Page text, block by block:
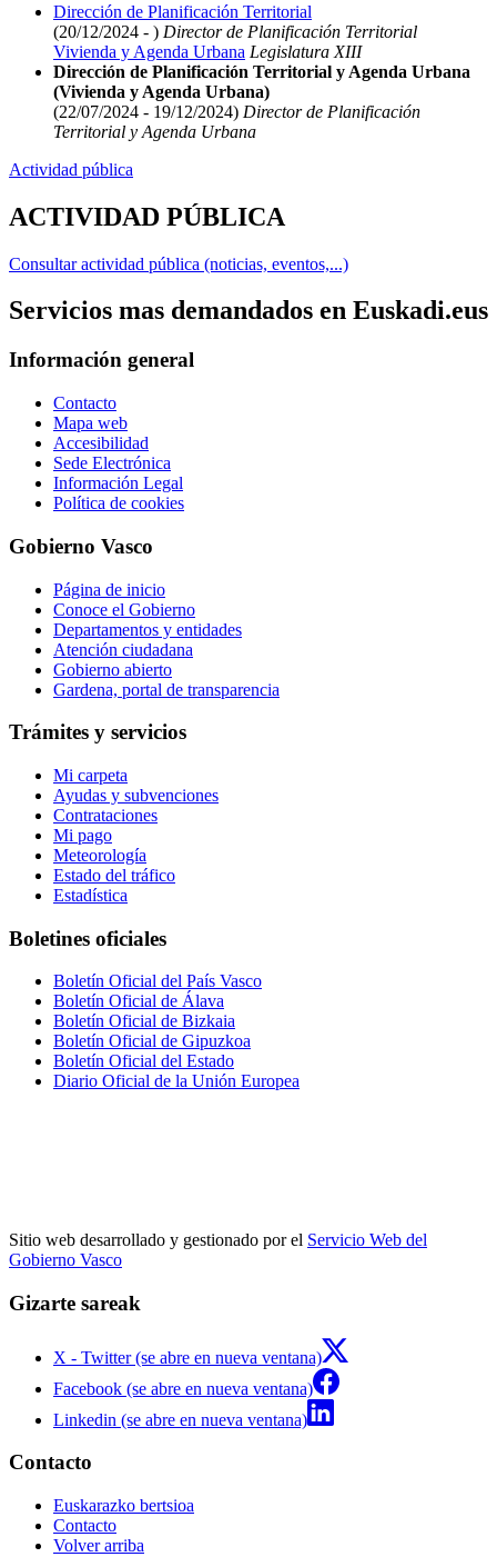
Dirección de Planificación Territorial
(20/12/2024 - ) Director de Planificación Territorial
Vivienda y Agenda Urbana Legislatura XIII
Dirección de Planificación Territorial y Agenda Urbana
(Vivienda y Agenda Urbana)
(22/07/2024 - 19/12/2024) Director de Planificación
Territorial y Agenda Urbana
Actividad pública
ACTIVIDAD PÚBLICA
Consultar actividad pública (noticias, eventos,...)
Servicios mas demandados en Euskadi.eus
Información general
Contacto
Mapa web
Accesibilidad
Sede Electrónica
Información Legal
Política de cookies
Gobierno Vasco
Página de inicio
Conoce el Gobierno
Departamentos y entidades
Atención ciudadana
Gobierno abierto
Gardena, portal de transparencia
Trámites y servicios
Mi carpeta
Ayudas y subvenciones
Contrataciones
Mi pago
Meteorología
Estado del tráfico
Estadística
Boletines oficiales
Boletín Oficial del País Vasco
Boletín Oficial de Álava
Boletín Oficial de Bizkaia
Boletín Oficial de Gipuzkoa
Boletín Oficial del Estado
Diario Oficial de la Unión Europea
Sitio web desarrollado y gestionado por el Servicio Web del
Gobierno Vasco
Gizarte sareak
X - Twitter (se abre en nueva ventana)
Facebook (se abre en nueva ventana)
Linkedin (se abre en nueva ventana)
Contacto
Euskarazko bertsioa
Contacto
Volver arriba